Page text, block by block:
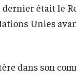
RECOMMENDED
RECOMMENDED
dernier était le
Unies
dans son